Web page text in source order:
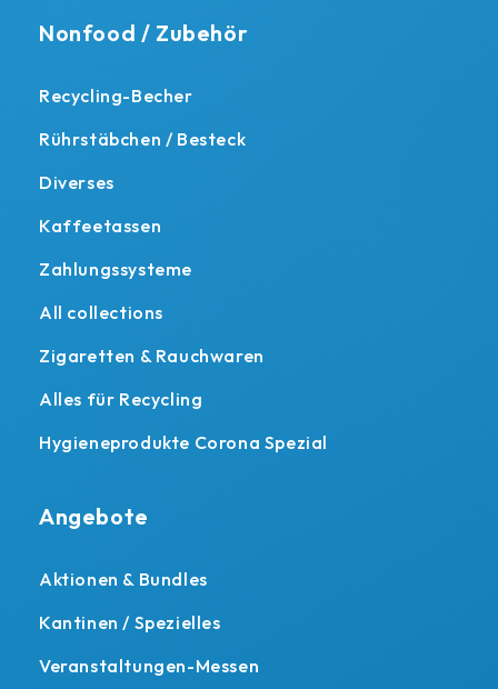
Nonfood / Zubehör
Recycling-Becher
Rührstäbchen / Besteck
Diverses
Kaffeetassen
Zahlungssysteme
All collections
Zigaretten & Rauchwaren
Alles für Recycling
Hygieneprodukte Corona Spezial
Angebote
Aktionen & Bundles
Kantinen / Spezielles
Veranstaltungen-Messen